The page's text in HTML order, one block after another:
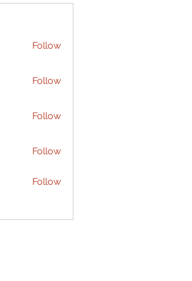
Follow
Follow
Follow
Follow
Follow